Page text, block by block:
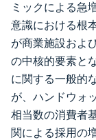
ミックによる急
意識における根
が商業施設およ
の中核的要素と
に関する一般的
が、ハンドウォ
相当数の消費者
関による採用の